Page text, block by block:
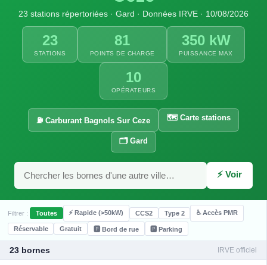
23 stations répertoriées · Gard · Données IRVE · 10/08/2026
23
STATIONS
81
POINTS DE CHARGE
350 kW
PUISSANCE MAX
10
OPÉRATEURS
⛽ Carburant Bagnols Sur Ceze 🗺️ Carte stations
🗂️ Gard
⚡ Voir
Filtrer : Toutes ⚡ Rapide (>50kW) CCS2 Type 2 ♿ Accès PMR
Réservable Gratuit 🅿️ Bord de rue 🅿️ Parking
23 bornes IRVE officiel